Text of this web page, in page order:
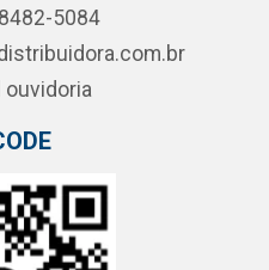
5084
ouvidoria